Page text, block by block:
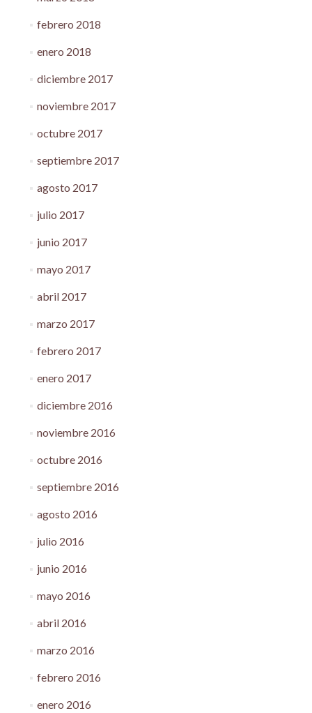
febrero 2018
enero 2018
diciembre 2017
noviembre 2017
octubre 2017
septiembre 2017
agosto 2017
julio 2017
junio 2017
mayo 2017
abril 2017
marzo 2017
febrero 2017
enero 2017
diciembre 2016
noviembre 2016
octubre 2016
septiembre 2016
agosto 2016
julio 2016
junio 2016
mayo 2016
abril 2016
marzo 2016
febrero 2016
enero 2016